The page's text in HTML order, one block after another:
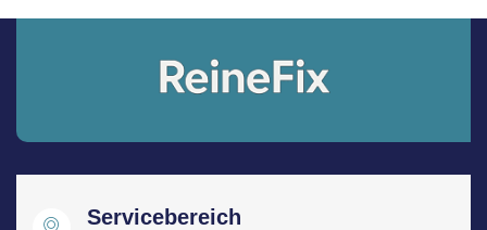
Servicebereich